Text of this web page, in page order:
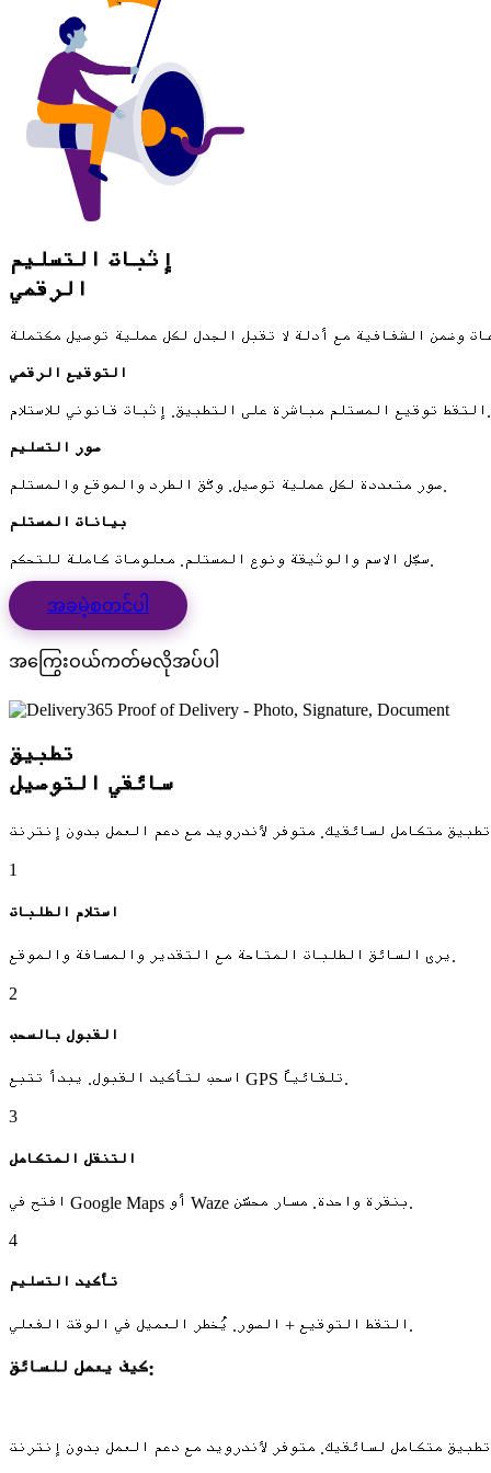
إثبات التسليم
الرقمي
التوقيع الرقمي
التقط توقيع المستلم مباشرة على التطبيق. إثبات قانوني للاستلام.
صور التسليم
صور متعددة لكل عملية توصيل. وثّق الطرد والموقع والمستلم.
بيانات المستلم
سجّل الاسم والوثيقة ونوع المستلم. معلومات كاملة للتحكم.
အခမဲ့စတင်ပါ
အကြွေးဝယ်ကတ်မလိုအပ်ပါ
تطبيق
سائقي التوصيل
1
استلام الطلبات
يرى السائق الطلبات المتاحة مع التقدير والمسافة والموقع.
2
القبول بالسحب
اسحب لتأكيد القبول. يبدأ تتبع GPS تلقائياً.
3
التنقل المتكامل
افتح في Google Maps أو Waze بنقرة واحدة. مسار محسّن.
4
تأكيد التسليم
التقط التوقيع + الصور. يُخطر العميل في الوقت الفعلي.
كيف يعمل للسائق: